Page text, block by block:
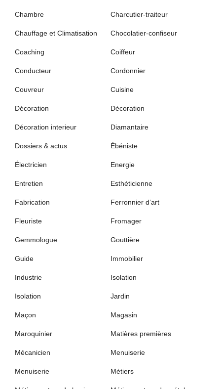
Chambre Charcutier-traiteur
Chauffage et Climatisation Chocolatier-confiseur
Coaching Coiffeur
Conducteur Cordonnier
Couvreur Cuisine
Décoration Décoration
Décoration interieur Diamantaire
Dossiers & actus Ébéniste
Électricien Energie
Entretien Esthéticienne
Fabrication Ferronnier d’art
Fleuriste Fromager
Gemmologue Gouttière
Guide Immobilier
Industrie Isolation
Isolation Jardin
Maçon Magasin
Maroquinier Matières premières
Mécanicien Menuiserie
Menuiserie Métiers